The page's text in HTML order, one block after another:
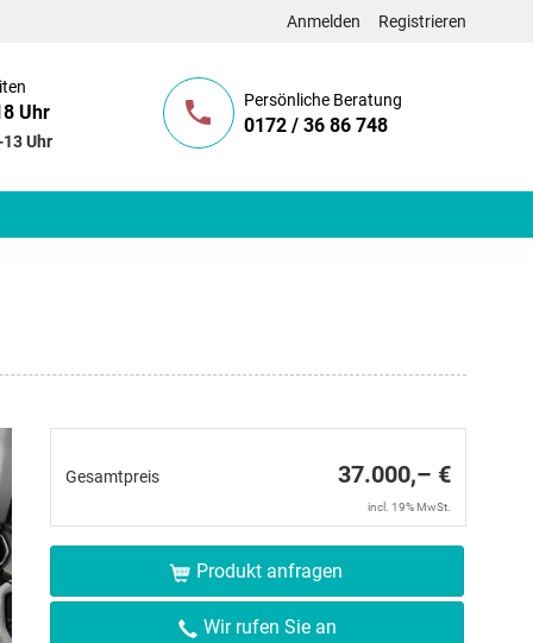
Anmelden Registrieren
Uhr
Uhr
Persönliche Beratung
0172 / 36 86 748
Gesamtpreis 37.000,– €
incl. 19% MwSt.
Produkt anfragen
Wir rufen Sie an